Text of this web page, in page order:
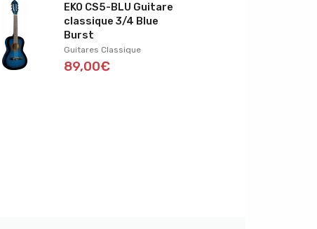
EKO CS5-BLU Guitare
classique 3/4 Blue
Burst
Guitares Classique
89,00€